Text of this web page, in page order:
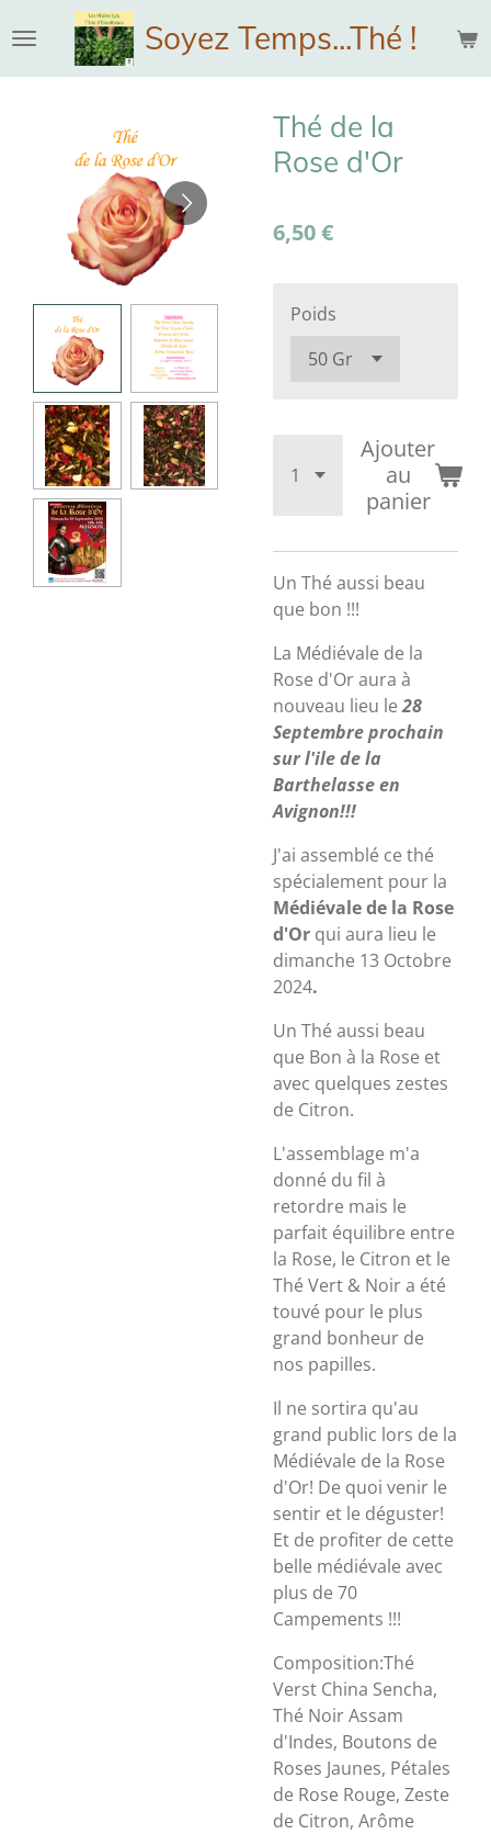
au
contenu
Soyez Temps...Thé !
Thé de la
Rose d'Or
6,50 €
Poids
Ajouter
au
panier
Un Thé aussi beau
que bon !!!
La Médiévale de la
Rose d'Or aura à
nouveau lieu le28
Septembre prochain
sur l'ile de la
Barthelasse en
Avignon!!!
J'ai assemblé ce thé
spécialement pour la
Médiévale de la Rose
d'Or qui aura lieu le
dimanche 13 Octobre
2024.
Un Thé aussi beau
que Bon à la Rose et
avec quelques zestes
de Citron.
L'assemblage m'a
donné du fil à
retordre mais le
parfait équilibre entre
la Rose, le Citron et le
Thé Vert & Noir a été
touvé pour le plus
grand bonheur de
nos papilles.
Il ne sortira qu'au
grand public lors de la
Médiévale de la Rose
d'Or! De quoi venir le
sentir et le déguster!
Et de profiter de cette
belle médiévale avec
plus de 70
Campements !!!
Composition:Thé
Verst China Sencha,
Thé Noir Assam
d'Indes, Boutons de
Roses Jaunes, Pétales
de Rose Rouge, Zeste
de Citron, Arôme